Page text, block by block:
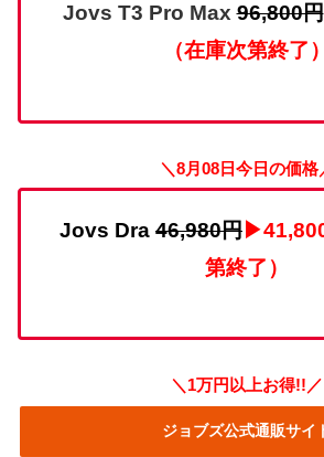
Jovs T3 Pro Max96,800円
（在庫次第終了）
＼8月08日今日の価格
Jovs Dra 46,980円
第終了）
＼1万円以上お得!!／
ジョブズ公式通販サイ